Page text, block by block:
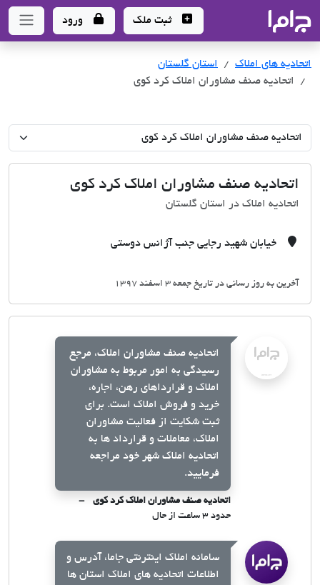
- سامانه جامع املاک و مشاورین املاک
ثبت ملک ورود
اتحادیه های املاک اتحادیه های املاک
استان گلستان
اتحادیه صنف مشاوران املاک کرد کوی
اتحادیه صنف مشاوران املاک کرد کوی
اتحادیه املاک در استان گلستان
خیابان شهید رجایی جنب آژانس دوستی
آخرین به روز رسانی در تاریخ جمعه 3 اسفند 1397
اتحادیه صنف مشاوران املاک، مرجع
رسیدگی به امور مربوط به مشاوران
املاک و قرارداهای رهن، اجاره،
خرید و فروش املاک است. برای
ثبت شکایت از فعالیت مشاوران
املاک، معاملات و قرارداد ها به
اتحادیه املاک شهر خود مراجعه
فرمایید.
اتحادیه صنف مشاوران املاک کرد کوی
حدود ۳ ساعت از حال
سامانه املاک اینترنتی جاما، آدرس و
اطلاعات اتحادیه های املاک استان ها